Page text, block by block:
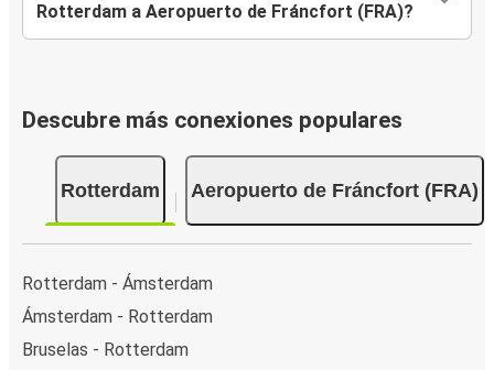
Rotterdam a Aeropuerto de Fráncfort (FRA)?
Descubre más conexiones populares
Rotterdam Aeropuerto de Fráncfort (FRA)
Rotterdam - Ámsterdam
Ámsterdam - Rotterdam
Bruselas - Rotterdam